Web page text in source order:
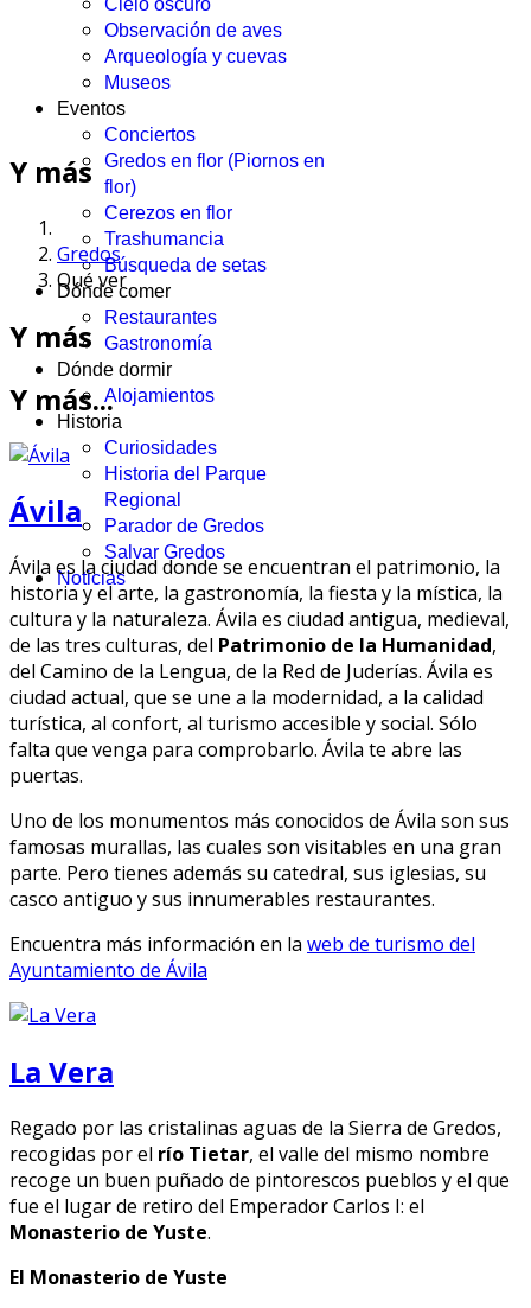
Cielo oscuro
Observación de aves
Arqueología y cuevas
Museos
Eventos
Conciertos
Gredos en flor (Piornos en
flor)
Cerezos en flor
Trashumancia
Búsqueda de setas
Dónde comer
Restaurantes
Gastronomía
Dónde dormir
Alojamientos
Historia
Curiosidades
Historia del Parque
Regional
Parador de Gredos
Salvar Gredos
Noticias
Y más
Gredos
Qué ver
Y más
Y más...
Ávila
Ávila es la ciudad donde se encuentran el patrimonio, la
historia y el arte, la gastronomía, la fiesta y la mística, la
cultura y la naturaleza. Ávila es ciudad antigua, medieval,
de las tres culturas, del Patrimonio de la Humanidad,
del Camino de la Lengua, de la Red de Juderías. Ávila es
ciudad actual, que se une a la modernidad, a la calidad
turística, al confort, al turismo accesible y social. Sólo
falta que venga para comprobarlo. Ávila te abre las
puertas.
Uno de los monumentos más conocidos de Ávila son sus
famosas murallas, las cuales son visitables en una gran
parte. Pero tienes además su catedral, sus iglesias, su
casco antiguo y sus innumerables restaurantes.
Encuentra más información en la web de turismo del
Ayuntamiento de Ávila
La Vera
Regado por las cristalinas aguas de la Sierra de Gredos,
recogidas por el río Tietar, el valle del mismo nombre
recoge un buen puñado de pintorescos pueblos y el que
fue el lugar de retiro del Emperador Carlos I: el
Monasterio de Yuste.
El Monasterio de Yuste